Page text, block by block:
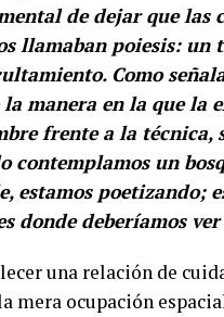
de dejar que las
llamaban poiesis: un
Como
manera en la que la
frente a la técnica,
contemplamos un
estamos poetizando;
donde deberíamos
una relación de
mera ocupación